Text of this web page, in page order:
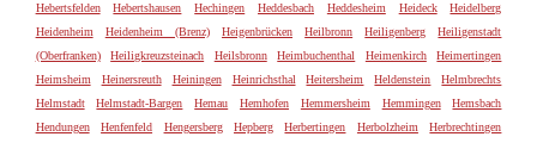
Hebertsfelden
Hebertshausen Hechingen Heddesbach Heddesheim Heideck
Heidelberg
Heidenheim
Heidenheim (Brenz) Heigenbrücken Heilbronn Heiligenberg
Heiligenstadt
(Oberfranken)
Heiligkreuzsteinach Heilsbronn Heimbuchenthal Heimenkirch
Heimertingen
Heimsheim
Heinersreuth Heiningen Heinrichsthal Heitersheim Heldenstein
Helmbrechts
Helmstadt
Helmstadt-Bargen Hemau Hemhofen Hemmersheim Hemmingen
Hemsbach
Hendungen
Henfenfeld Hengersberg Hepberg Herbertingen Herbolzheim
Herbrechtingen